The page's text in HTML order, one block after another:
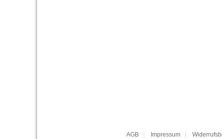
AGB Impressum